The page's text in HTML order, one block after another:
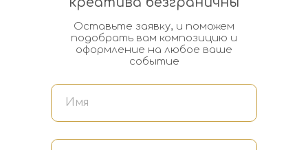
Оставьте заявку, и поможем
подобрать вам композицию и
оформление на любое ваше
событие